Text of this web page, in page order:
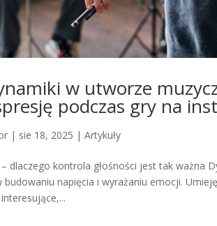
w utworze
podczas gry na
| sie 18, 2025 |Artykuły
dlaczego kontrola głośności jest tak ważna
napięcia i wyrażaniu emocji.